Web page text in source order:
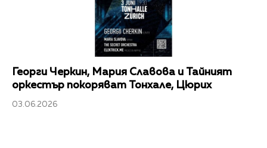
Георги Черкин, Мария Славова и Тайният
оркестър покоряват Тонхале, Цюрих
03.06.2026